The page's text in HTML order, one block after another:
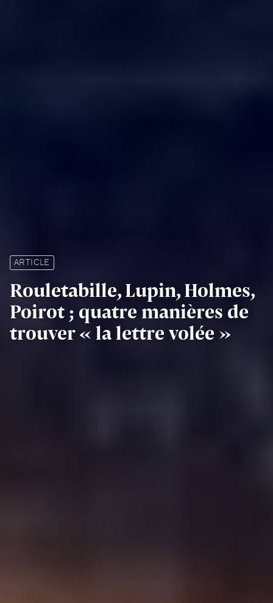
ARTICLE
Rouletabille, Lupin, Holmes,
Poirot ; quatre manières de
trouver « la lettre volée »